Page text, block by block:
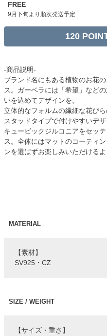
FREE
9月下旬より順次発送予定
120
-商品説明-
ブランド名にもある植物のお花
ス。ガーベラには「希望」など
いを込めてデザインを。
立体的なフォルムの繊細な花び
スタッドタイプで付けやすいデ
キュービックジルコニアをセッ
ス。全体にはマットのコーティ
ンを選ばずお楽しみいただけるよ
MATERIAL
【素材】
SV925・CZ
SIZE / WEIGHT
【サイズ・重さ】